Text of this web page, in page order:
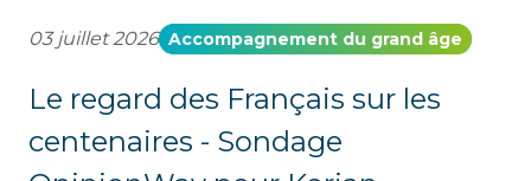
Le regard des Français sur les
centenaires - Sondage
03 juillet 2026 Accompagnement du grand âge